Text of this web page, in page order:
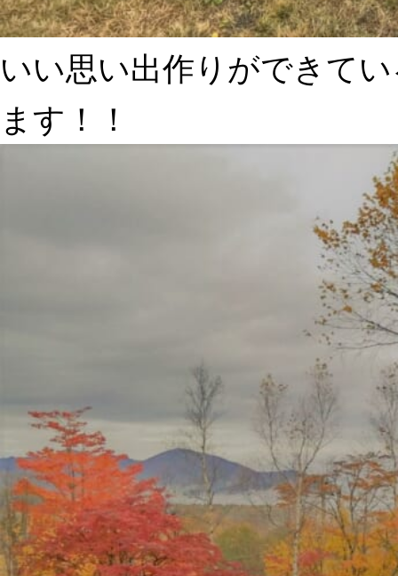
いい思い出作りができて
ます！！